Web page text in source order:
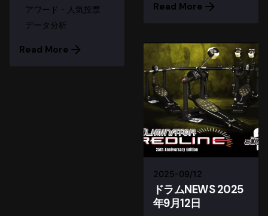
アワード・人気投票
データ分析
Read More
Read More
2025-09/12
ドラムNEWS 2025
年9月12日